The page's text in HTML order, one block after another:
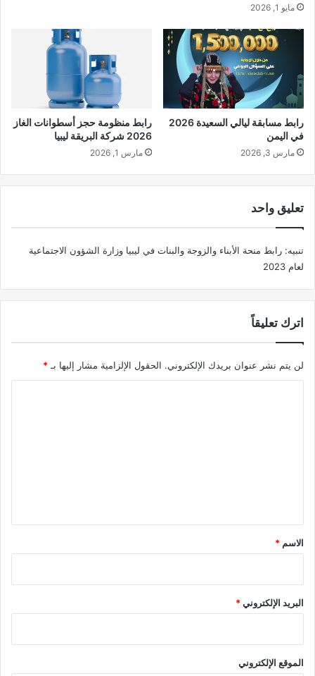
مايو 1, 2026
رابط مسابقة ليالي السعيدة 2026
في اليمن
مارس 3, 2026
رابط منظومة حجز أسطوانات الغاز
2026 شركة البريقة ليبيا
مارس 1, 2026
تعليق واحد
تنبيه: رابط منحة الأبناء والزوجة والبنات في ليبيا وزارة الشؤون الاجتماعية
لعام 2023
اترك تعليقاً
لن يتم نشر عنوان بريدك الإلكتروني. الحقول الإلزامية مشار إليها بـ *
*
الاسم *
البريد الإلكتروني*
الموقع الإلكتروني